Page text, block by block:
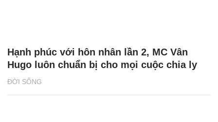
ĐỜI SỐNG
Hạnh phúc với hôn nhân lần 2, MC Vân
Hugo luôn chuẩn bị cho mọi cuộc chia ly